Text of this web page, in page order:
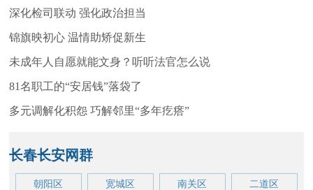
深化检司联动 强化政治担当
锦旗映初心 温情助矫促新生
未成年人自愿就能文身？听听法官怎么说
81名职工的“安居钱”落袋了
多元调解化积怨 巧解邻里“多年疙瘩”
长春长安网群
朝阳区 宽城区 南关区 二道区